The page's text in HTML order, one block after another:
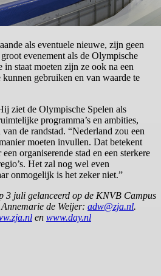
als eventuele nieuwe, zijn geen
evenement als de Olympische
in staat moeten zijn ze ook na een
gebruiken en van waarde te
ziet de Olympische Spelen als
programma’s en ambities,
de randstad. “Nederland zou een
moeten invullen. Dat betekent
organiserende stad en een sterkere
Het zal nog wel even
onmogelijk is het zeker niet.”
3 juli gelanceerd op de KNVB Campus
de Weijer: adw@zja.nl.
en www.day.nl